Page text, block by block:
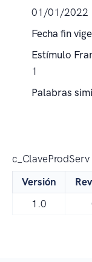
01/01/2022
Fecha fin
Estímulo
1
Palabras
c_ClaveProdServ
Versión
1.0